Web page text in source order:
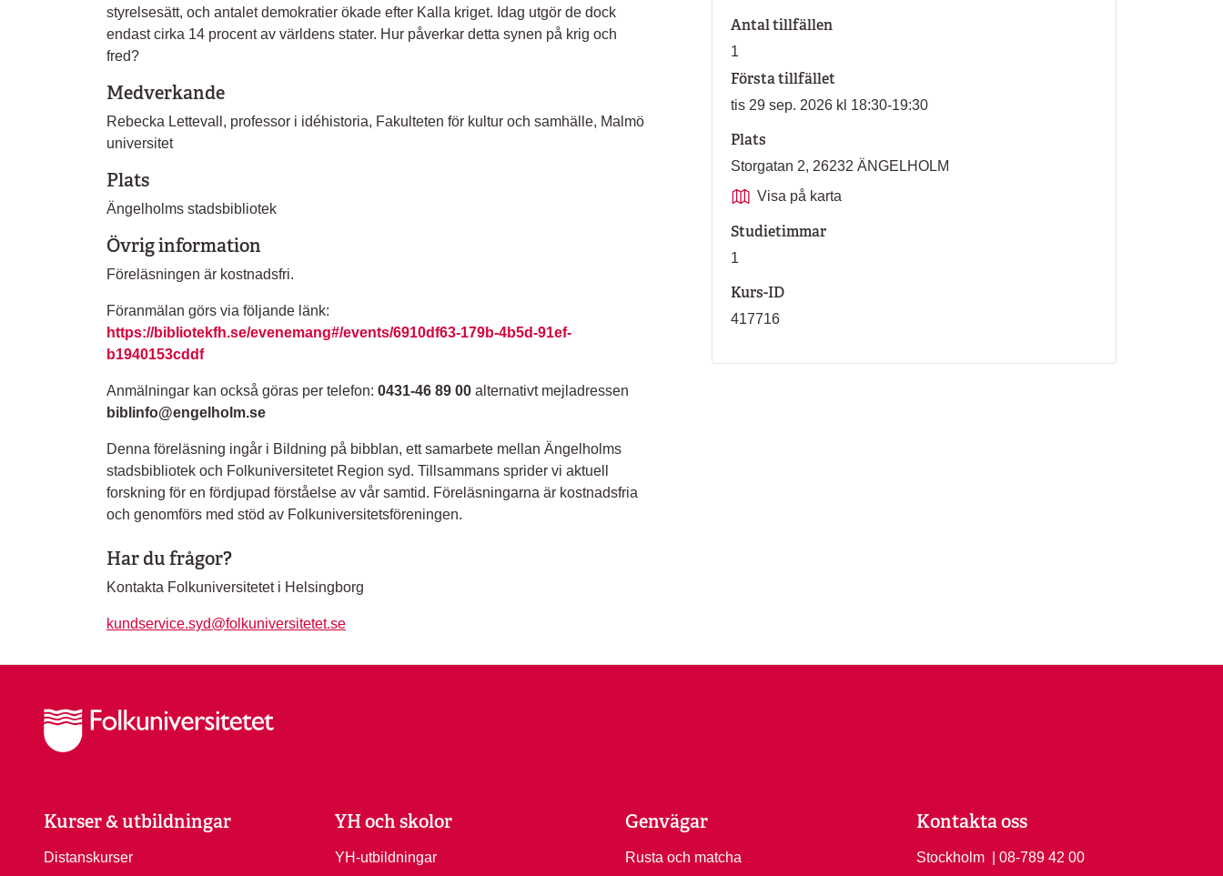
styrelsesätt, och antalet demokratier ökade efter Kalla kriget. Idag utgör de dock
endast cirka 14 procent av världens stater. Hur påverkar detta synen på krig och
fred?
Medverkande
Rebecka Lettevall, professor i idéhistoria, Fakulteten för kultur och samhälle, Malmö
universitet
Plats
Ängelholms stadsbibliotek
Övrig information
Föreläsningen är kostnadsfri.
Föranmälan görs via följande länk:
https://bibliotekfh.se/evenemang#/events/6910df63-179b-4b5d-91ef-
b1940153cddf
Anmälningar kan också göras per telefon: 0431-46 89 00 alternativt mejladressen
biblinfo@engelholm.se
Denna föreläsning ingår i Bildning på bibblan, ett samarbete mellan Ängelholms
stadsbibliotek och Folkuniversitetet Region syd. Tillsammans sprider vi aktuell
forskning för en fördjupad förståelse av vår samtid. Föreläsningarna är kostnadsfria
och genomförs med stöd av Folkuniversitetsföreningen.
Har du frågor?
Kontakta Folkuniversitetet i Helsingborg
kundservice.syd@folkuniversitetet.se
Antal tillfällen
1
Första tillfället
tis 29 sep. 2026 kl 18:30-19:30
Plats
Storgatan 2, 26232 ÄNGELHOLM
Visa på karta
Studietimmar
1
Kurs-ID
417716
Kurser & utbildningar
Distanskurser
YH och skolor
YH-utbildningar
Genvägar
Rusta och matcha
Kontakta oss
Stockholm Ring Stockholm på
| 08-789 42 00